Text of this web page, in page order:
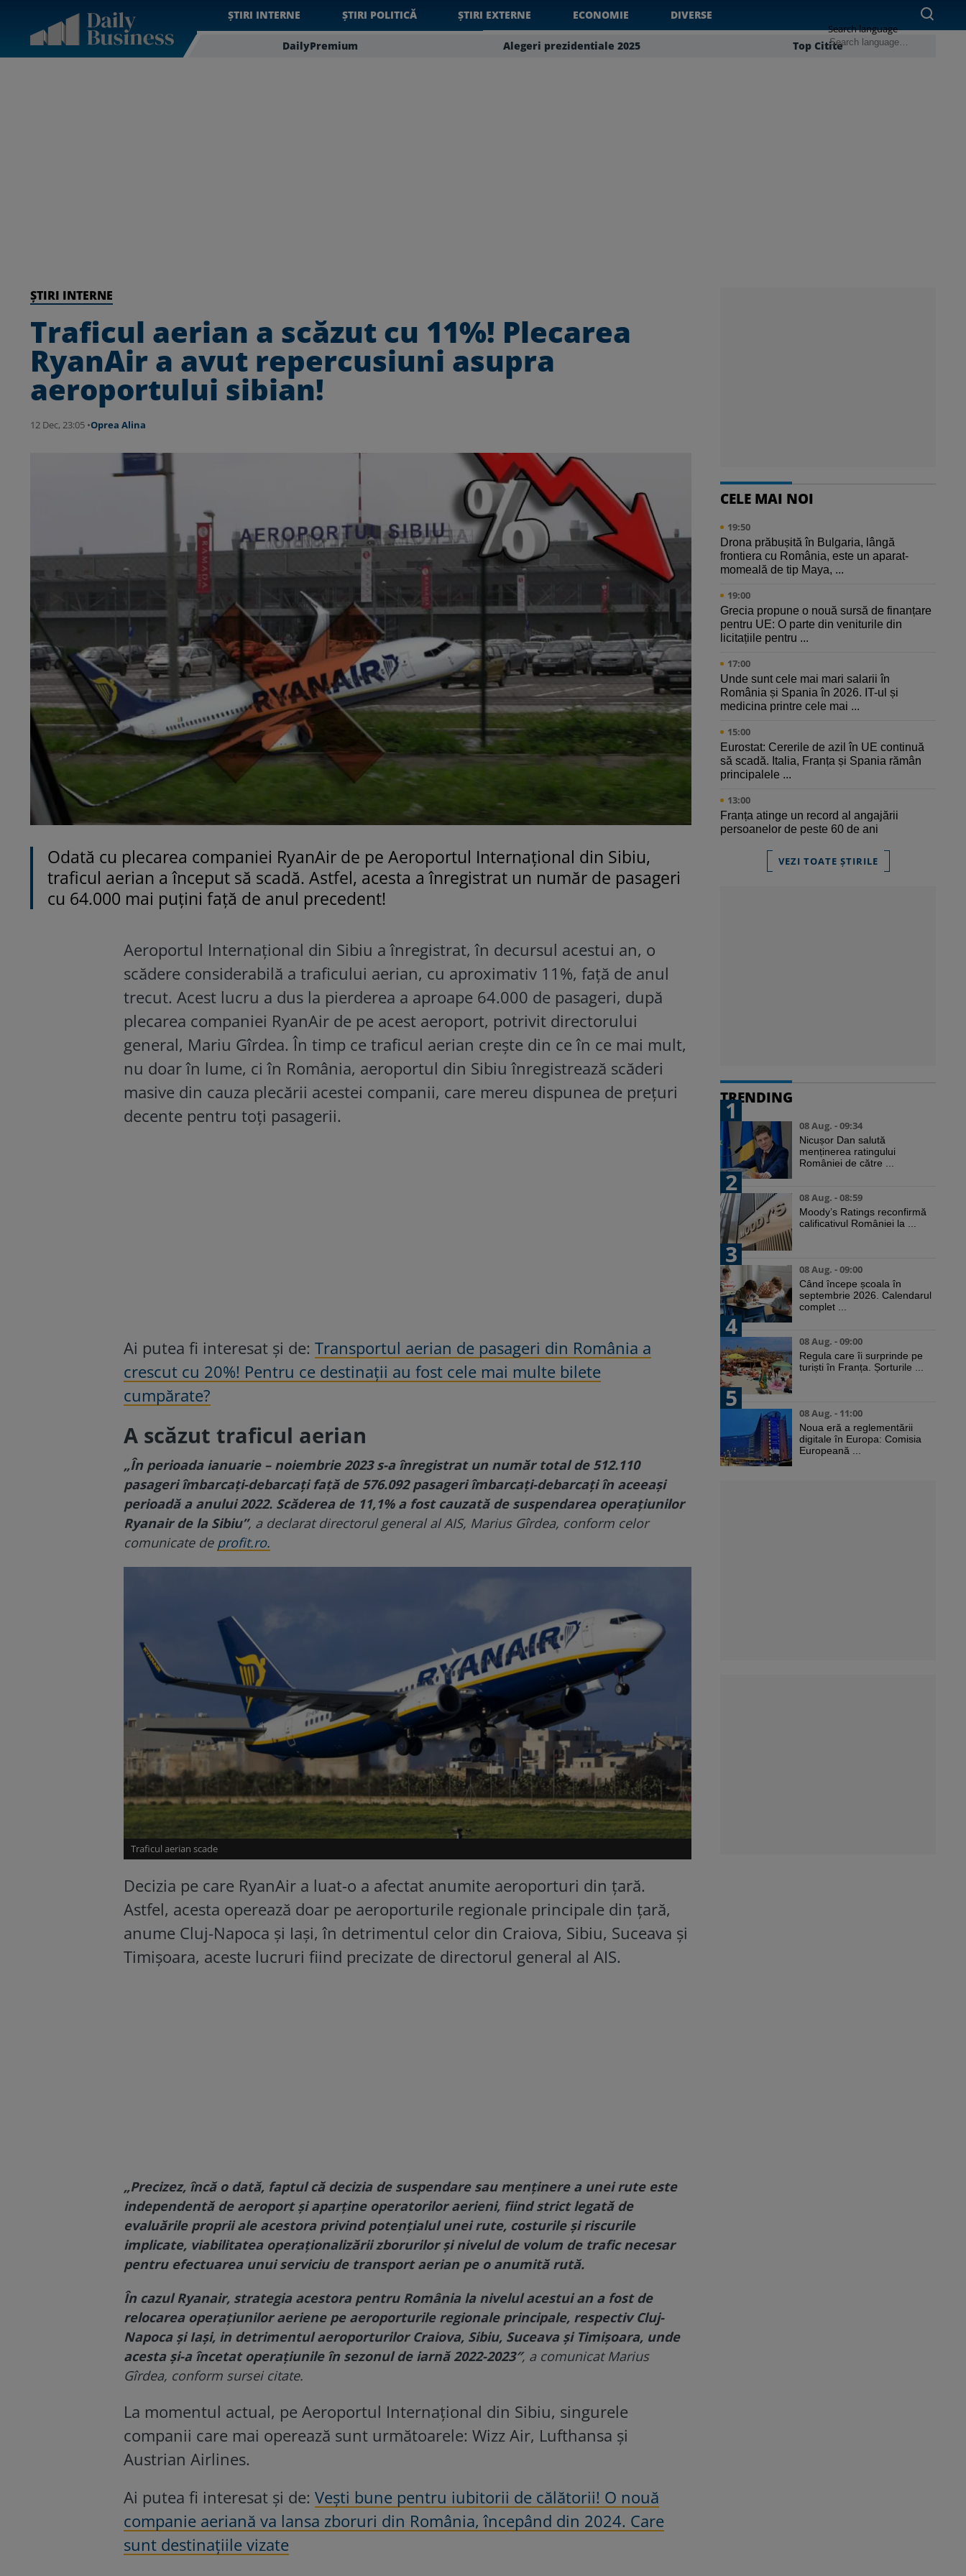
ȘTIRI INTERNE ȘTIRI POLITICĂ ȘTIRI EXTERNE ECONOMIE DIVERSE
DailyPremium Alegeri prezidentiale 2025 Top Citite
Search language
ȘTIRI INTERNE
Traficul aerian a scăzut cu 11%! Plecarea
RyanAir a avut repercusiuni asupra
aeroportului sibian!
12 Dec, 23:05 •Oprea Alina
Odată cu plecarea companiei RyanAir de pe Aeroportul Internațional din Sibiu,
traficul aerian a început să scadă. Astfel, acesta a înregistrat un număr de pasageri
cu 64.000 mai puțini față de anul precedent!
Aeroportul Internațional din Sibiu a înregistrat, în decursul acestui an, o
scădere considerabilă a traficului aerian, cu aproximativ 11%, față de anul
trecut. Acest lucru a dus la pierderea a aproape 64.000 de pasageri, după
plecarea companiei RyanAir de pe acest aeroport, potrivit directorului
general, Mariu Gîrdea. În timp ce traficul aerian crește din ce în ce mai mult,
nu doar în lume, ci în România, aeroportul din Sibiu înregistrează scăderi
masive din cauza plecării acestei companii, care mereu dispunea de prețuri
decente pentru toți pasagerii.
Ai putea fi interesat și de: Transportul aerian de pasageri din România a
crescut cu 20%! Pentru ce destinații au fost cele mai multe bilete
cumpărate?
A scăzut traficul aerian
„În perioada ianuarie – noiembrie 2023 s-a înregistrat un număr total de 512.110
pasageri îmbarcați-debarcați față de 576.092 pasageri îmbarcați-debarcați în aceeași
perioadă a anului 2022. Scăderea de 11,1% a fost cauzată de suspendarea operațiunilor
Ryanair de la Sibiu”, a declarat directorul general al AIS, Marius Gîrdea, conform celor
comunicate de profit.ro.
Traficul aerian scade
Decizia pe care RyanAir a luat-o a afectat anumite aeroporturi din țară.
Astfel, acesta operează doar pe aeroporturile regionale principale din țară,
anume Cluj-Napoca și Iași, în detrimentul celor din Craiova, Sibiu, Suceava și
Timișoara, aceste lucruri fiind precizate de directorul general al AIS.
„Precizez, încă o dată, faptul că decizia de suspendare sau menținere a unei rute este
independentă de aeroport și aparține operatorilor aerieni, fiind strict legată de
evaluările proprii ale acestora privind potențialul unei rute, costurile și riscurile
implicate, viabilitatea operaționalizării zborurilor și nivelul de volum de trafic necesar
pentru efectuarea unui serviciu de transport aerian pe o anumită rută.
În cazul Ryanair, strategia acestora pentru România la nivelul acestui an a fost de
relocarea operațiunilor aeriene pe aeroporturile regionale principale, respectiv Cluj-
Napoca și Iași, in detrimentul aeroporturilor Craiova, Sibiu, Suceava și Timișoara, unde
acesta și-a încetat operațiunile în sezonul de iarnă 2022-2023″, a comunicat Marius
Gîrdea, conform sursei citate.
La momentul actual, pe Aeroportul Internațional din Sibiu, singurele
companii care mai operează sunt următoarele: Wizz Air, Lufthansa și
Austrian Airlines.
Ai putea fi interesat și de: Vești bune pentru iubitorii de călătorii! O nouă
companie aeriană va lansa zboruri din România, începând din 2024. Care
sunt destinațiile vizate
CELE MAI NOI
19:50
Drona prăbușită în Bulgaria, lângă
frontiera cu România, este un aparat-
momeală de tip Maya, ...
19:00
Grecia propune o nouă sursă de finanțare
pentru UE: O parte din veniturile din
licitațiile pentru ...
17:00
Unde sunt cele mai mari salarii în
România și Spania în 2026. IT-ul și
medicina printre cele mai ...
15:00
Eurostat: Cererile de azil în UE continuă
să scadă. Italia, Franța și Spania rămân
principalele ...
13:00
Franța atinge un record al angajării
persoanelor de peste 60 de ani
VEZI TOATE ȘTIRILE
TRENDING
1
08 Aug. - 09:34
Nicușor Dan salută
menținerea ratingului
României de către ...
2
08 Aug. - 08:59
Moody’s Ratings reconfirmă
calificativul României la ...
3
08 Aug. - 09:00
Când începe școala în
septembrie 2026. Calendarul
complet ...
4
08 Aug. - 09:00
Regula care îi surprinde pe
turiști în Franța. Șorturile ...
5
08 Aug. - 11:00
Noua eră a reglementării
digitale în Europa: Comisia
Europeană ...